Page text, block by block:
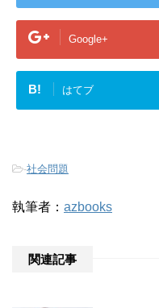
Google+
B! はてブ
-社会問題
執筆者： azbooks
関連記事